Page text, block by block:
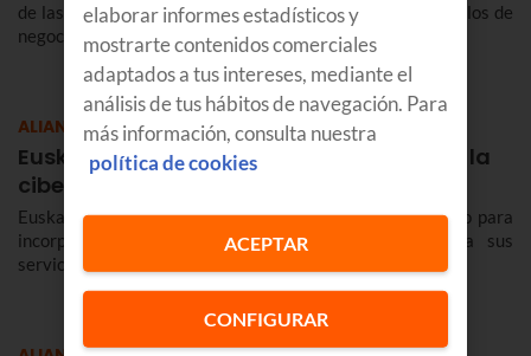
de las empresas en materia de digitalización de los modelos de
negocio.
ALIANZAS
Euskaltel y S2 Grupo se unen para cuidar la
ciberseguridad de tu empresa
Euskaltel se alía con la compañía especializada S2 Grupo para
incorporar completas soluciones de ciberseguridad a sus
servicios para empresas.
elaborar informes estadísticos y
mostrarte contenidos comerciales
adaptados a tus intereses, mediante el
análisis de tus hábitos de navegación. Para
más información, consulta nuestra
política de cookies
CONFIGURAR
ACEPTAR